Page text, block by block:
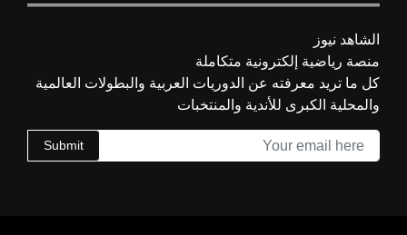
الشاهد نيوز
منصة رياضية إلكترونية متكاملة
كل ما تريد معرفته عن الدوريات العربية والبطولات العالمية
والمحلية الكبرى للأندية والمنتخبات
Submit